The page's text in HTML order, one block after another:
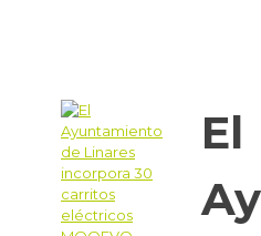
El